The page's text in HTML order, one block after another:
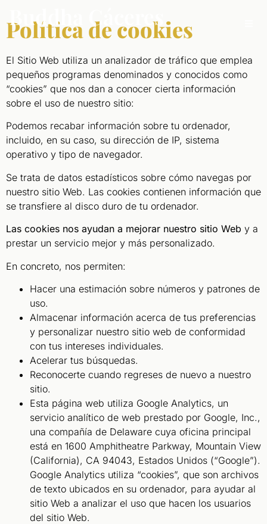
Buddha Cáceres
Política de cookies
El Sitio Web utiliza un analizador de tráfico que emplea
pequeños programas denominados y conocidos como
“cookies” que nos dan a conocer cierta información
sobre el uso de nuestro sitio:
Podemos recabar información sobre tu ordenador,
incluido, en su caso, su dirección de IP, sistema
operativo y tipo de navegador.
Se trata de datos estadísticos sobre cómo navegas por
nuestro sitio Web. Las cookies contienen información que
se transfiere al disco duro de tu ordenador.
Las cookies nos ayudan a mejorar nuestro sitio Web y a
prestar un servicio mejor y más personalizado.
En concreto, nos permiten:
Hacer una estimación sobre números y patrones de
uso.
Almacenar información acerca de tus preferencias
y personalizar nuestro sitio web de conformidad
con tus intereses individuales.
Acelerar tus búsquedas.
Reconocerte cuando regreses de nuevo a nuestro
sitio.
Esta página web utiliza Google Analytics, un
servicio analítico de web prestado por Google, Inc.,
una compañía de Delaware cuya oficina principal
está en 1600 Amphitheatre Parkway, Mountain View
(California), CA 94043, Estados Unidos (“Google”).
Google Analytics utiliza “cookies”, que son archivos
de texto ubicados en su ordenador, para ayudar al
sitio Web a analizar el uso que hacen los usuarios
del sitio Web.